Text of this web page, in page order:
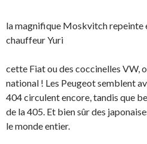
la magnifique Moskvitch repeinte
chauffeur Yuri
cette Fiat ou des coccinelles VW,
national ! Les Peugeot semblent
404 circulent encore, tandis que
de la 405. Et bien sûr des
le monde entier.